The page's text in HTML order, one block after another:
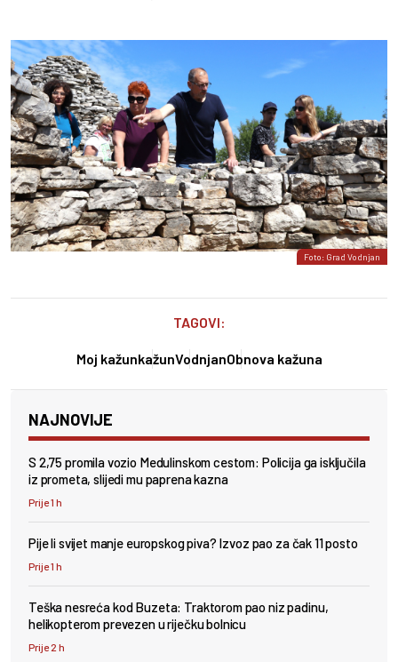
Foto: Grad Vodnjan
TAGOVI:
Moj kažunkažunVodnjanObnova kažuna
NAJNOVIJE
S 2,75 promila vozio Medulinskom cestom: Policija ga isključila
iz prometa, slijedi mu paprena kazna
Prije 1 h
Pije li svijet manje europskog piva? Izvoz pao za čak 11 posto
Prije 1 h
Teška nesreća kod Buzeta: Traktorom pao niz padinu,
helikopterom prevezen u riječku bolnicu
Prije 2 h